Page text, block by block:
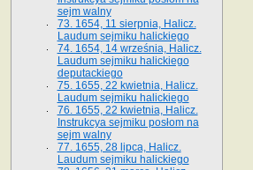
sejm walny
73. 1654, 11 sierpnia, Halicz.
Laudum sejmiku halickiego
74. 1654, 14 września, Halicz.
Laudum sejmiku halickiego
deputackiego
75. 1655, 22 kwietnia, Halicz.
Laudum sejmiku halickiego
76. 1655, 22 kwietnia, Halicz.
Instrukcya sejmiku posłom na
sejm walny
77. 1655, 28 lipca, Halicz.
Laudum sejmiku halickiego